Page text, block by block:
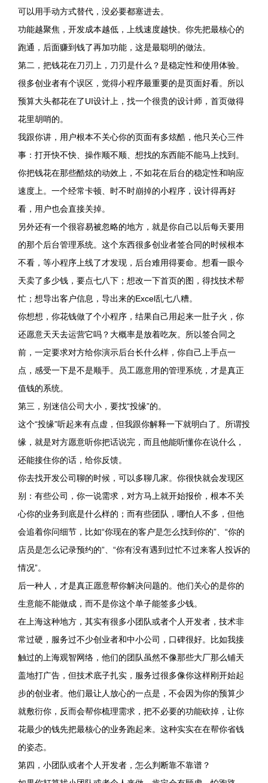
可以用手动方式替代，没必要都塞进去。
功能越聚焦，开发成本越低，上线速度越快。你先把最核心的
跑通，后面赚到钱了再加功能，这是最聪明的做法。
第二，把钱花在刀刃上，刀刃是什么？是稳定性和使用体验。
很多创业者有个误区，觉得小程序最重要的是页面好看。所以
预算大头都花在了UI设计上，找一个很贵的设计师，首页做得
花里胡哨的。
我跟你讲，用户根本不关心你的页面有多炫酷，他只关心三件
事：打开快不快、操作顺不顺、想找的东西能不能马上找到。
你把钱花在那些酷炫的动效上，不如花在后台的稳定性和响应
速度上。一个经常卡顿、时不时崩掉的小程序，设计得再好
看，用户也会直接关掉。
另外还有一个很容易被忽略的地方，就是你自己以后每天要用
的那个后台管理系统。这个东西很多创业者签合同的时候根本
不看，等小程序上线了才发现，后台难用得要命。想看一眼今
天卖了多少钱，要点七八下；想改一下首页的图，得找技术帮
忙；想导出客户信息，导出来的Excel乱七八糟。
你想想，你花钱做了个小程序，结果自己用起来一肚子火，你
还愿意天天去运营它吗？大概率是放着吃灰。所以签合同之
前，一定要求对方给你演示后台长什么样，你自己上手点一
点，感受一下是不是顺手。员工愿意用的管理系统，才是真正
值钱的系统。
第三，别迷信公司大小，要找“投缘”的。
这个“投缘”听起来有点虚，但我跟你解释一下就明白了。所谓投
缘，就是对方愿意听你把话说完，而且他能听懂你在说什么，
还能接住你的话，给你反馈。
你去找开发公司聊的时候，可以多聊几家。你很快就会发现区
别：有些公司，你一说需求，对方马上就开始报价，根本不关
心你的业务到底是什么样的；而有些团队，哪怕人不多，但他
会追着你问细节，比如“你现在的客户是怎么找到你的”、“你的
店员是怎么记录预约的”、“你有没有遇到过忙不过来客人投诉的
情况”。
后一种人，才是真正愿意帮你解决问题的。他们关心的是你的
生意能不能做成，而不是你这个单子能签多少钱。
在上海这种地方，其实有很多小团队或者个人开发者，技术非
常过硬，服务过不少创业者和中小公司，口碑很好。比如我接
触过的上海观智网络，他们的团队虽然不像那些大厂那么铺天
盖地打广告，但技术底子扎实，服务过很多像你这样刚开始起
步的创业者。他们最让人放心的一点是，不会因为你的预算少
就敷衍你，反而会帮你梳理需求，把不必要的功能砍掉，让你
花最少的钱先把最核心的业务跑起来。这种实实在在帮你省钱
的姿态。
第四，小团队或者个人开发者，怎么判断靠不靠谱？